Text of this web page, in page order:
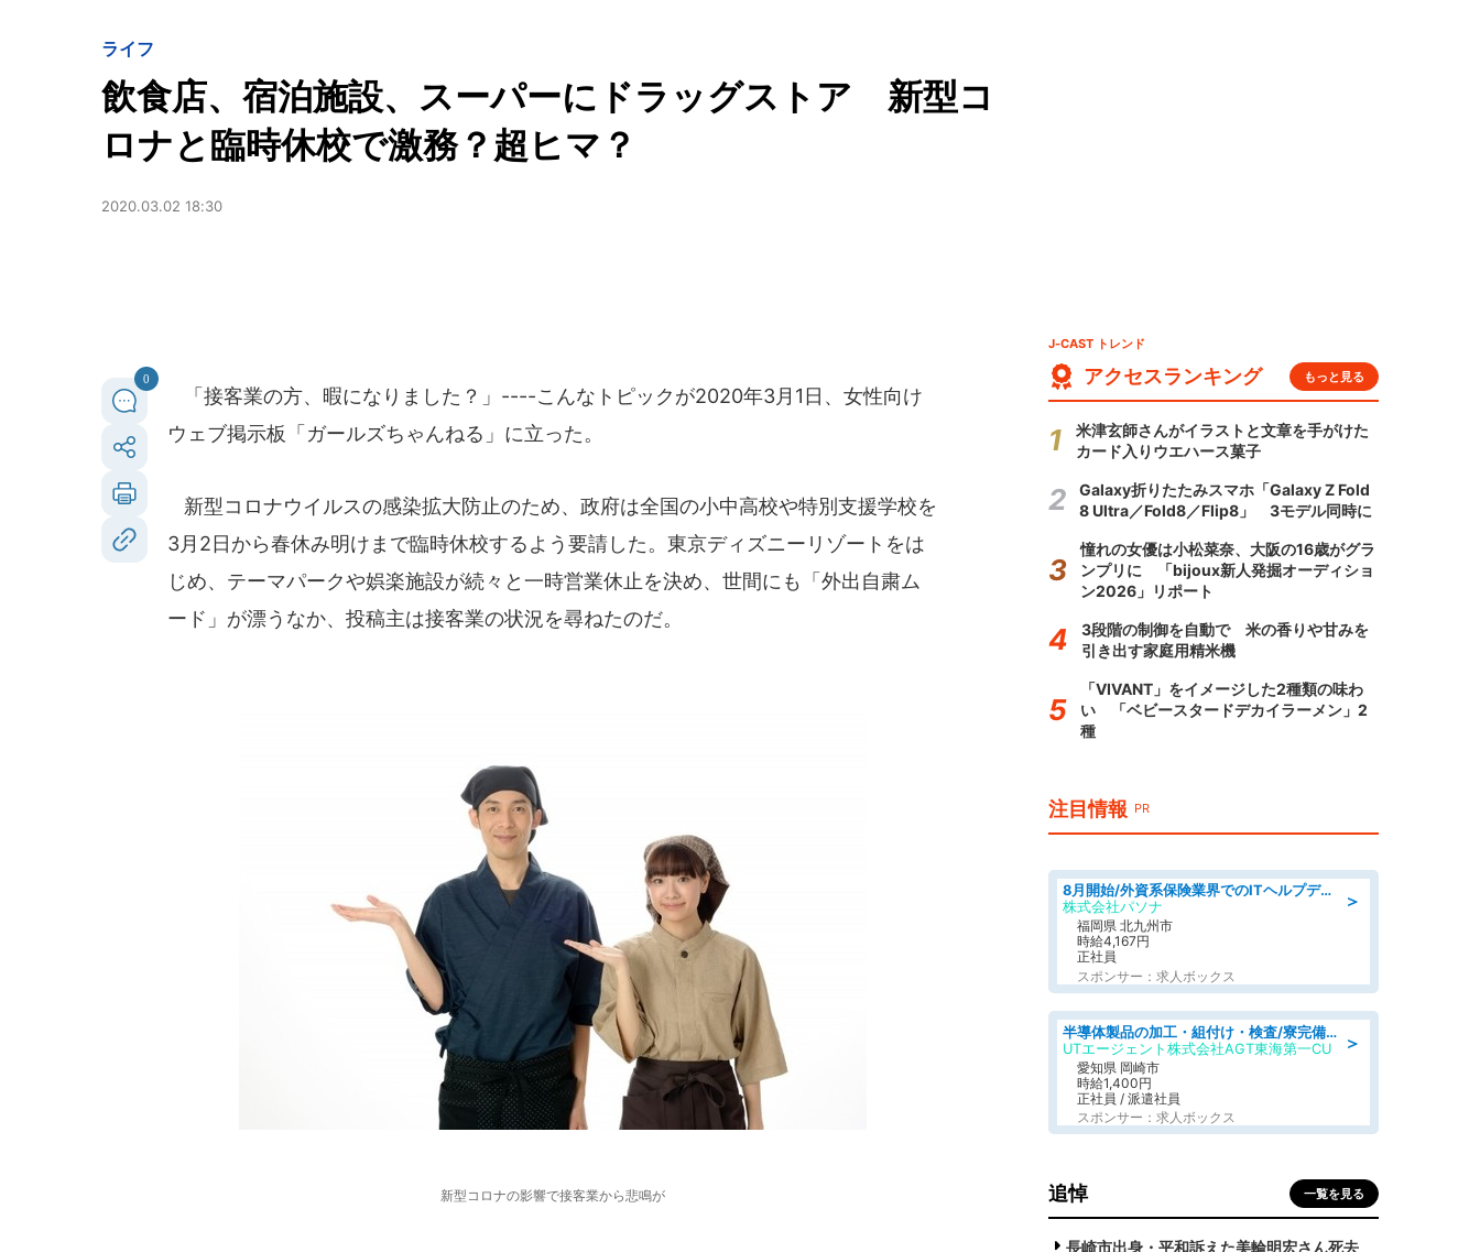
ライフ
飲食店、宿泊施設、スーパーにドラッグストア 新型コ
ロナと臨時休校で激務？超ヒマ？
2020.03.02 18:30
0
「接客業の方、暇になりました？」----こんなトピックが2020年3月1日、女性向け
ウェブ掲示板「ガールズちゃんねる」に立った。
新型コロナウイルスの感染拡大防止のため、政府は全国の小中高校や特別支援学校を
3月2日から春休み明けまで臨時休校するよう要請した。東京ディズニーリゾートをは
じめ、テーマパークや娯楽施設が続々と一時営業休止を決め、世間にも「外出自粛ム
ード」が漂うなか、投稿主は接客業の状況を尋ねたのだ。
新型コロナの影響で接客業から悲鳴が
J-CAST トレンド
アクセスランキング もっと見る
米津玄師さんがイラストと文章を手がけた
カード入りウエハース菓子
Galaxy折りたたみスマホ「Galaxy Z Fold
8 Ultra／Fold8／Flip8」 3モデル同時に
憧れの女優は小松菜奈、大阪の16歳がグラ
ンプリに 「bijoux新人発掘オーディショ
ン2026」リポート
3段階の制御を自動で 米の香りや甘みを
引き出す家庭用精米機
「VIVANT」をイメージした2種類の味わ
い 「ベビースタードデカイラーメン」2
種
注目情報 PR
＞
8月開始/外資系保険業界でのITヘルプデスク業務/駅近/即日勤務可/ヘルプデスク
株式会社パソナ
福岡県 北九州市
時給4,167円
正社員
スポンサー：求人ボックス
＞
半導体製品の加工・組付け・検査/寮完備/日勤/日払い/工場・製造
UTエージェント株式会社AGT東海第一CU
愛知県 岡崎市
時給1,400円
正社員 / 派遣社員
スポンサー：求人ボックス
追悼 一覧を見る
長崎市出身・平和訴えた美輪明宏さん死去